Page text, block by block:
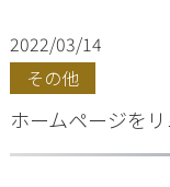
2022/03/14
その他
ホームページを